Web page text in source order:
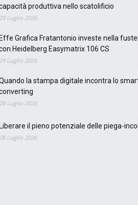
produttiva nello scatolificio
Luglio 2026
Grafica Fratantonio investe nella
Heidelberg Easymatrix 106 CS
Luglio 2026
la stampa digitale incontra lo
Luglio 2026
il pieno potenziale delle piega-
Luglio 2026